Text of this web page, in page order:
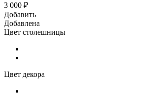
3 000 ₽
Добавить
Добавлена
Цвет столешницы
Цвет декора